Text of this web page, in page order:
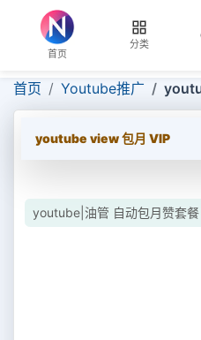
首页
分类
首页 Youtube推广
youtube view 包月 VIP
youtube|油管 自动包月赞套